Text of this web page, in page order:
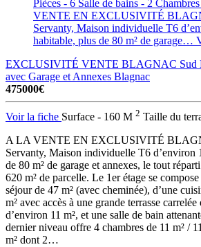
Pièces - 6 Salle de bains - 2
VENTE EN EXCLUSIVITÉ
Servanty, Maison individuelle T6
habitable, plus de 80 m² de garage…
EXCLUSIVITÉ VENTE BLAGNAC Sud
avec Garage et Annexes Blagnac
475000€
Voir la fiche Surface - 160 M 2 Taille du
A LA VENTE EN EXCLUSIVITÉ
Servanty, Maison individuelle T6 d’environ
de 80 m² de garage et annexes, le tout
620 m² de parcelle. Le 1er étage se
séjour de 47 m² (avec cheminée), d’une
m² avec accès à une grande terrasse
d’environ 11 m², et une salle de bain
dernier niveau offre 4 chambres de 11 m² /
m² dont 2…